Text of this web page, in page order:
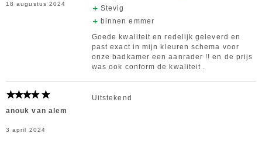
18 augustus 2024
Stevig
binnen emmer
Goede kwaliteit en redelijk geleverd en
past exact in mijn kleuren schema voor
onze badkamer een aanrader !! en de prijs
was ook conform de kwaliteit .
anouk van alem
3 april 2024
Uitstekend